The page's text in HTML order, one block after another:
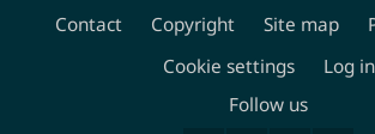
Footer
Contact Copyright Site map
Cookie settings
Log in
Follow us